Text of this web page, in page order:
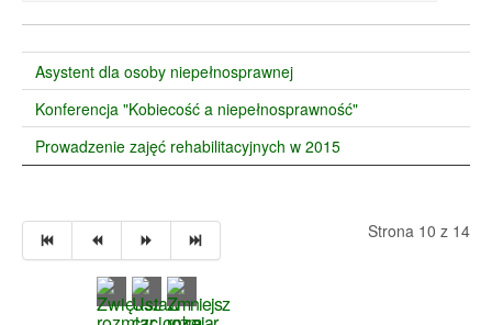
Asystent dla osoby niepełnosprawnej
Konferencja "Kobiecość a niepełnosprawność"
Prowadzenie zajęć rehabilitacyjnych w 2015
Strona 10 z 14